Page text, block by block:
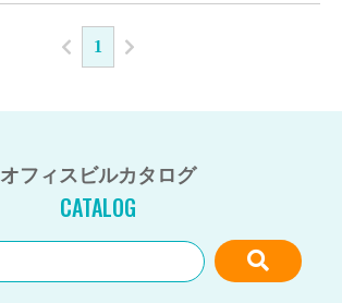
1
オフィスビルカタログ
CATALOG